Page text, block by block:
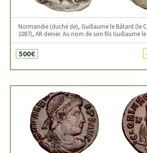
Normandie (duché de), Guillaume le Bâtard (le
1087), AR denier. Au nom de son fils Guillaume
500€